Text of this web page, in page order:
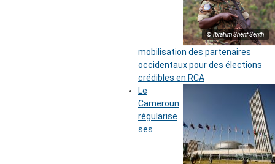
© Ibrahim Shérif Senth
mobilisation des partenaires
occidentaux pour des élections
crédibles en RCA
Le
Cameroun
régularise
ses